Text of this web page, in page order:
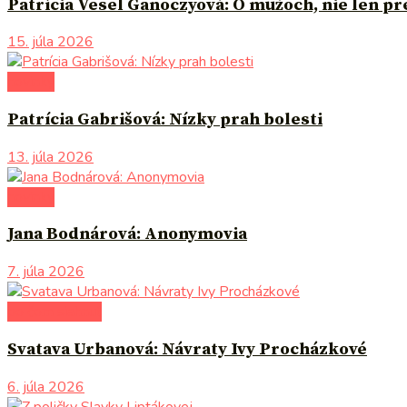
Patrícia Vesel Ganoczyová: O mužoch, nie len
15. júla 2026
Patrícia Gabrišová: Nízky prah bolesti
13. júla 2026
Jana Bodnárová: Anonymovia
7. júla 2026
Svatava Urbanová: Návraty Ivy Procházkové
6. júla 2026